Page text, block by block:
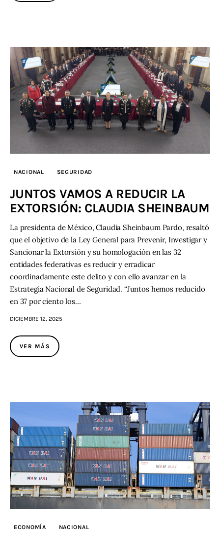
NACIONAL SEGURIDAD
JUNTOS VAMOS A REDUCIR LA
EXTORSIÓN: CLAUDIA SHEINBAUM
La presidenta de México, Claudia Sheinbaum Pardo, resaltó
que el objetivo de la Ley General para Prevenir, Investigar y
Sancionar la Extorsión y su homologación en las 32
entidades federativas es reducir y erradicar
coordinadamente este delito y con ello avanzar en la
Estrategia Nacional de Seguridad. “Juntos hemos reducido
en 37 por ciento los…
DICIEMBRE 12, 2025
VER MÁS
ECONOMÍA NACIONAL